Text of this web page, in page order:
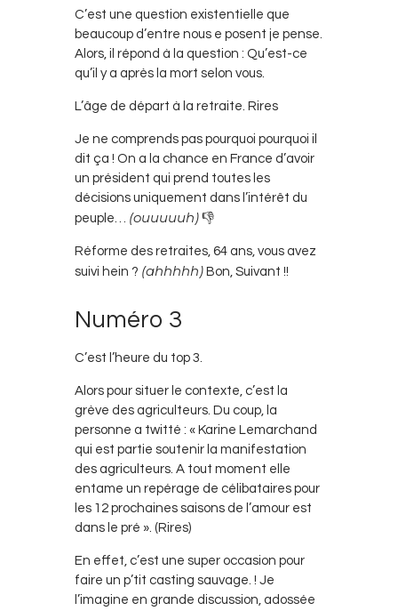
C’est une question existentielle que
beaucoup d’entre nous e posent je pense.
Alors, il répond à la question : Qu’est-ce
qu’il y a après la mort selon vous.
L’âge de départ à la retraite. Rires
Je ne comprends pas pourquoi pourquoi il
dit ça ! On a la chance en France d’avoir
un président qui prend toutes les
décisions uniquement dans l’intérêt du
peuple… (ouuuuuh) 👎
Réforme des retraites, 64 ans, vous avez
suivi hein ? (ahhhhh) Bon, Suivant !!
Numéro 3
C’est l’heure du top 3.
Alors pour situer le contexte, c’est la
grève des agriculteurs. Du coup, la
personne a twitté : « Karine Lemarchand
qui est partie soutenir la manifestation
des agriculteurs. A tout moment elle
entame un repérage de célibataires pour
les 12 prochaines saisons de l’amour est
dans le pré ». (Rires)
En effet, c’est une super occasion pour
faire un p’tit casting sauvage. ! Je
l’imagine en grande discussion, adossée